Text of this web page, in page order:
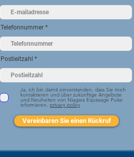
Telefonnummer
Postieitzahl
Ja, ich bin damit einverstanden, dass Sie mich
kontaktieren und über zukünftige Angebote
und Neuheiten von Niagara Equissage Pulse
informieren. privacy policy
Vereinbaren Sie einen Rückruf